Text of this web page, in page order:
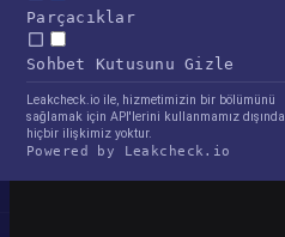
Parçacıklar
Sohbet Kutusunu Gizle
Leakcheck.io ile, hizmetimizin bir bölümünü
sağlamak için API'lerini kullanmamız dışında
hiçbir ilişkimiz yoktur.
Powered by Leakcheck.io